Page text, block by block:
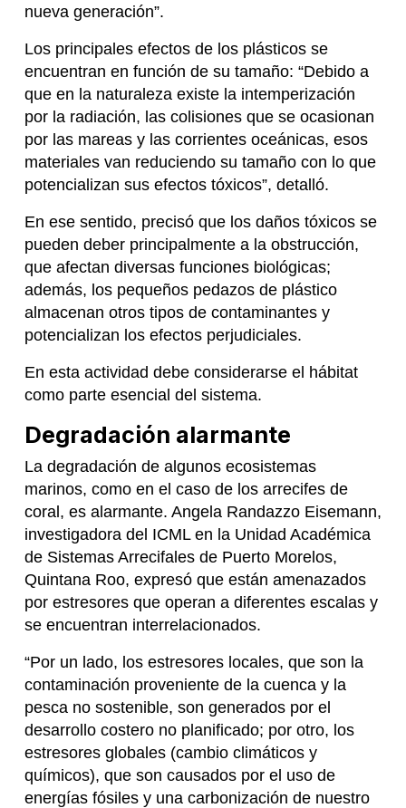
nueva generación”.
Los principales efectos de los plásticos se
encuentran en función de su tamaño: “Debido a
que en la naturaleza existe la intemperización
por la radiación, las colisiones que se ocasionan
por las mareas y las corrientes oceánicas, esos
materiales van reduciendo su tamaño con lo que
potencializan sus efectos tóxicos”, detalló.
En ese sentido, precisó que los daños tóxicos se
pueden deber principalmente a la obstrucción,
que afectan diversas funciones biológicas;
además, los pequeños pedazos de plástico
almacenan otros tipos de contaminantes y
potencializan los efectos perjudiciales.
En esta actividad debe considerarse el hábitat
como parte esencial del sistema.
Degradación alarmante
La degradación de algunos ecosistemas
marinos, como en el caso de los arrecifes de
coral, es alarmante. Angela Randazzo Eisemann,
investigadora del ICML en la Unidad Académica
de Sistemas Arrecifales de Puerto Morelos,
Quintana Roo, expresó que están amenazados
por estresores que operan a diferentes escalas y
se encuentran interrelacionados.
“Por un lado, los estresores locales, que son la
contaminación proveniente de la cuenca y la
pesca no sostenible, son generados por el
desarrollo costero no planificado; por otro, los
estresores globales (cambio climáticos y
químicos), que son causados por el uso de
energías fósiles y una carbonización de nuestro